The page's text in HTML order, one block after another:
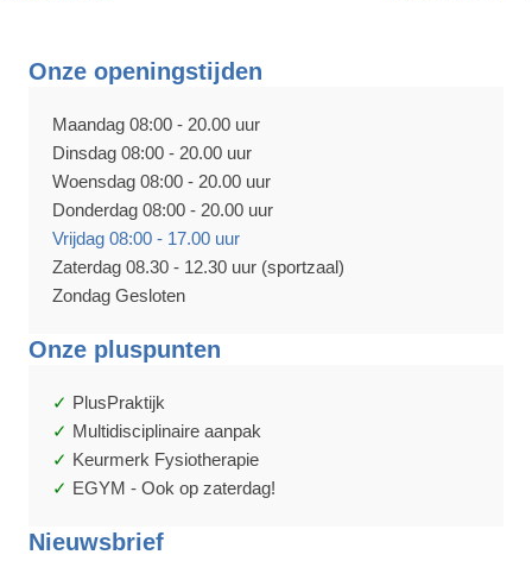
Onze openingstijden
Maandag 08:00 - 20.00 uur
Dinsdag 08:00 - 20.00 uur
Woensdag 08:00 - 20.00 uur
Donderdag 08:00 - 20.00 uur
Vrijdag 08:00 - 17.00 uur
Zaterdag 08.30 - 12.30 uur (sportzaal)
Zondag Gesloten
Onze pluspunten
PlusPraktijk
Multidisciplinaire aanpak
Keurmerk Fysiotherapie
EGYM - Ook op zaterdag!
Nieuwsbrief